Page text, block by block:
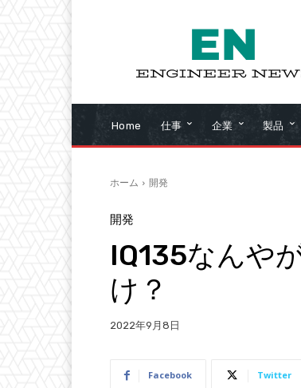
Home 仕事 企業 製品
ホーム 開発
開発
IQ135なんや
け？
2022年9月8日
Facebook Twitter